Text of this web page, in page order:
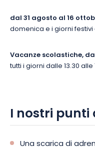
dal 31 agosto al 16
domenica e i giorni festivi
Vacanze scolastiche,
tutti i giorni dalle 13.30 alle
I nostri punti
Una scarica di